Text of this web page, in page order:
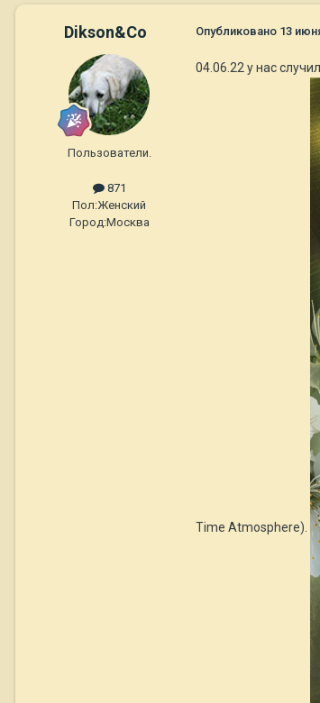
Dikson&Co
Пользователи.
871
Пол:Женский
Город:Москва
Опубликовано 13
04.06.22 у нас
Time Atmosphere).